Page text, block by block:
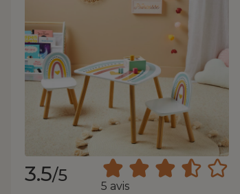
3.5/5
5 avis